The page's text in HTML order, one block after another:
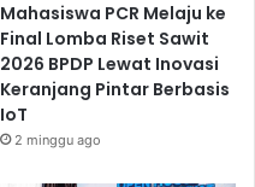
Mahasiswa PCR Melaju ke
Final Lomba Riset Sawit
2026 BPDP Lewat Inovasi
Keranjang Pintar Berbasis
IoT
2 minggu ago